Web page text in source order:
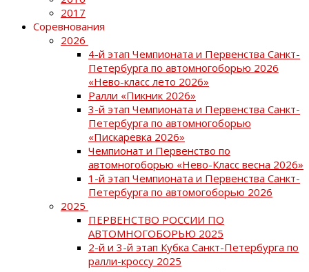
2017
Соревнования
2026
4-й этап Чемпионата и Первенства Санкт-
Петербурга по автомногоборью 2026
«Нево-класс лето 2026»
Ралли «Пикник 2026»
3-й этап Чемпионата и Первенства Санкт-
Петербурга по автомногоборью
«Пискаревка 2026»
Чемпионат и Первенство по
автомногоборью «Нево-Класс весна 2026»
1-й этап Чемпионата и Первенства Санкт-
Петербурга по автомогоборью 2026
2025
ПЕРВЕНСТВО РОССИИ ПО
АВТОМНОГОБОРЬЮ 2025
2-й и 3-й этап Кубка Санкт-Петербурга по
ралли-кроссу 2025